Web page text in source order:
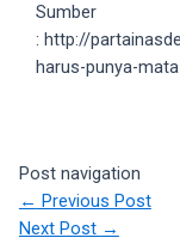
Watching
porn
videos
Sumber
: http://
harus-punya-
Post navigation
← Previous Post
Next Post →